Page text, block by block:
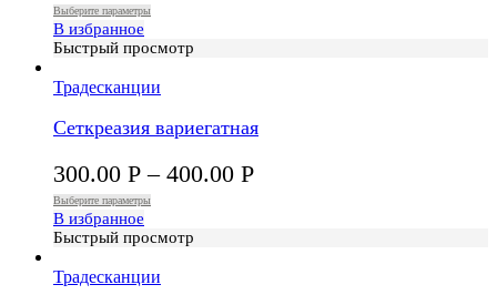
Выберите параметры
В избранное
Быстрый просмотр
Традесканции
Сеткреазия вариегатная
300.00 Р – 400.00 Р
Выберите параметры
В избранное
Быстрый просмотр
Традесканции